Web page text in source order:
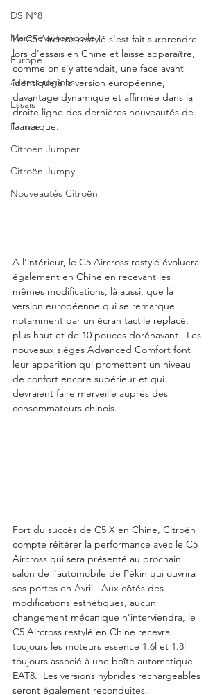
DS N°8
Marché automobile
Europe
Autres régions
Essais
France
Citroën Jumper
Citroën Jumpy
Nouveautés Citroën
Le C5 Aircross restylé s'est fait surprendre
lors d'essais en Chine et laisse apparaître,
comme on s'y attendait, une face avant
identique à la version européenne,
davantage dynamique et affirmée dans la
droite ligne des dernières nouveautés de
la marque.
A l'intérieur, le C5 Aircross restylé évoluera
également en Chine en recevant les
mêmes modifications, là aussi, que la
version européenne qui se remarque
notamment par un écran tactile replacé,
plus haut et de 10 pouces dorénavant.  Les
nouveaux sièges Advanced Comfort font
leur apparition qui promettent un niveau
de confort encore supérieur et qui
devraient faire merveille auprès des
consommateurs chinois.
Fort du succès de C5 X en Chine, Citroën
compte réitérer la performance avec le C5
Aircross qui sera présenté au prochain
salon de l'automobile de Pékin qui ouvrira
ses portes en Avril.  Aux côtés des
modifications esthétiques, aucun
changement mécanique n'interviendra, le
C5 Aircross restylé en Chine recevra
toujours les moteurs essence 1.6l et 1.8l
toujours associé à une boîte automatique
EAT8.  Les versions hybrides rechargeables
seront également reconduites.